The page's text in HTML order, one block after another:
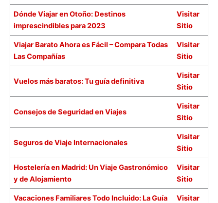
Dónde Viajar en Otoño: Destinos
imprescindibles para 2023
Visitar
Sitio
Viajar Barato Ahora es Fácil – Compara Todas
Las Compañías
Visitar
Sitio
Vuelos más baratos: Tu guía definitiva
Visitar
Sitio
Consejos de Seguridad en Viajes
Visitar
Sitio
Seguros de Viaje Internacionales
Visitar
Sitio
Hostelería en Madrid: Un Viaje Gastronómico
y de Alojamiento
Visitar
Sitio
Vacaciones Familiares Todo Incluido: La Guía
Visitar